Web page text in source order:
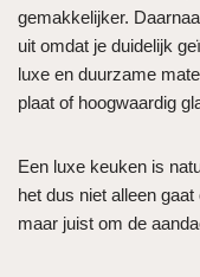
gemakkelijker.
uit omdat je duidelijk
luxe en duurzame
plaat of hoogwaardig
Een luxe keuken is
het dus niet alleen
maar juist om de